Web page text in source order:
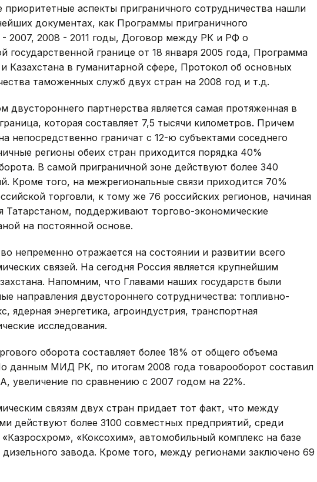
аспекты приграничного сотрудничества нашли
документах, как Программы приграничного
- 2007, 2008 - 2011 годы, Договор между РК и РФ о
государственной границе от 18 января 2005 года, Программа
Казахстана в гуманитарной сфере, Протокол об основных
таможенных служб двух стран на 2008 год и т.д.
партнерства является самая протяженная в
которая составляет 7,5 тысячи километров. Причем
непосредственно граничат с 12-ю субъектами соседнего
регионы обеих стран приходится порядка 40%
В самой приграничной зоне действуют более 340
Кроме того, на межрегиональные связи приходится 70%
торговли, к тому же 76 российских регионов, начиная
Татарстаном, поддерживают торгово-экономические
на постоянной основе.
непременно отражается на состоянии и развитии всего
связей. На сегодня Россия является крупнейшим
Напомним, что Главами наших государств были
направления двустороннего сотрудничества: топливно-
ядерная энергетика, агроиндустрия, транспортная
исследования.
оборота составляет более 18% от общего объема
данным МИД РК, по итогам 2008 года товарооборот составил
увеличение по сравнению с 2007 годом на 22%.
связям двух стран придает тот факт, что между
действуют более 3100 совместных предприятий, среди
«Коксохим», автомобильный комплекс на базе
дизельного завода. Кроме того, между регионами заключено 69